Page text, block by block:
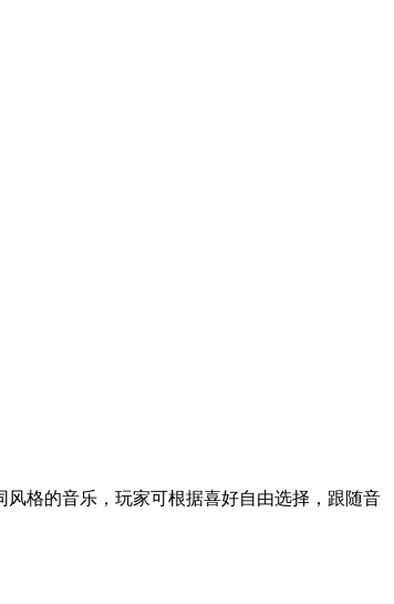
格的音乐，玩家可根据喜好自由选择，跟随音